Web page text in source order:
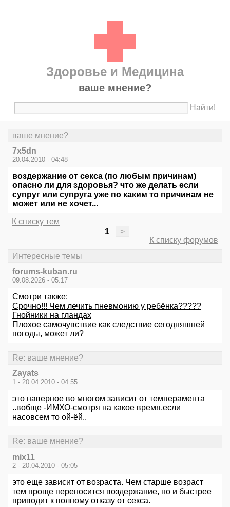
Здоровье и Медицина
ваше мнение?
Найти!
ваше мнение?
7x5dn
20.04.2010 - 04:48
воздержание от секса (по любым причинам)
опасно ли для здоровья? что же делать если
супруг или супруга уже по каким то причинам не
может или не хочет...
К списку тем
1
>
К списку форумов
Интересные темы
forums-kuban.ru
09.08.2026 - 05:17
Смотри также:
Срочно!!! Чем лечить пневмонию у ребёнка?????
Гнойники на гландах
Плохое самочувствие как следствие сегодняшней
погоды, может ли?
Re: ваше мнение?
Zayats
1 - 20.04.2010 - 04:55
это наверное во многом зависит от темперамента
..вобще -ИМХО-смотря на какое время,если
насовсем то ой-ёй..
Re: ваше мнение?
mix11
2 - 20.04.2010 - 05:05
это еще зависит от возраста. Чем старше возраст
тем проще переносится воздержание, но и быстрее
приводит к полному отказу от секса.